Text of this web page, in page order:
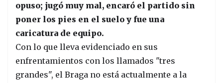
opuso; jugó muy mal, encaró el partido sin
poner los pies en el suelo y fue una
caricatura de equipo.
Con lo que lleva evidenciado en sus
enfrentamientos con los llamados "tres
grandes", el Braga no está actualmente a la